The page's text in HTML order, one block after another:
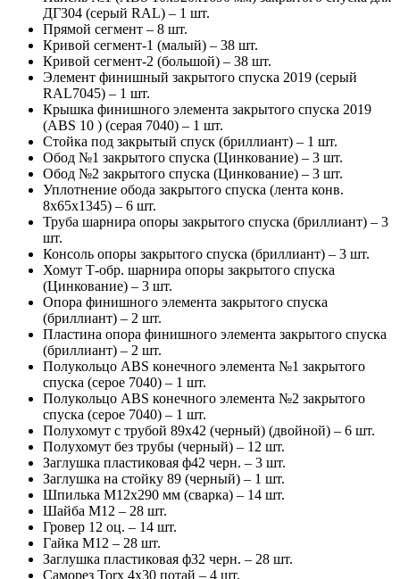
ДГ304 (серый RAL) – 1 шт.
Прямой сегмент – 8 шт.
Кривой сегмент-1 (малый) – 38 шт.
Кривой сегмент-2 (большой) – 38 шт.
Элемент финишный закрытого спуска 2019 (серый
RAL7045) – 1 шт.
Крышка финишного элемента закрытого спуска 2019
(ABS 10 ) (серая 7040) – 1 шт.
Стойка под закрытый спуск (бриллиант) – 1 шт.
Обод №1 закрытого спуска (Цинкование) – 3 шт.
Обод №2 закрытого спуска (Цинкование) – 3 шт.
Уплотнение обода закрытого спуска (лента конв.
8х65х1345) – 6 шт.
Труба шарнира опоры закрытого спуска (бриллиант) – 3
шт.
Консоль опоры закрытого спуска (бриллиант) – 3 шт.
Хомут Т-обр. шарнира опоры закрытого спуска
(Цинкование) – 3 шт.
Опора финишного элемента закрытого спуска
(бриллиант) – 2 шт.
Пластина опора финишного элемента закрытого спуска
(бриллиант) – 2 шт.
Полукольцо ABS конечного элемента №1 закрытого
спуска (серое 7040) – 1 шт.
Полукольцо ABS конечного элемента №2 закрытого
спуска (серое 7040) – 1 шт.
Полухомут с трубой 89х42 (черный) (двойной) – 6 шт.
Полухомут без трубы (черный) – 12 шт.
Заглушка пластиковая ф42 черн. – 3 шт.
Заглушка на стойку 89 (черный) – 1 шт.
Шпилька М12х290 мм (сварка) – 14 шт.
Шайба М12 – 28 шт.
Гровер 12 оц. – 14 шт.
Гайка М12 – 28 шт.
Заглушка пластиковая ф32 черн. – 28 шт.
Саморез Torx 4х30 потай – 4 шт.